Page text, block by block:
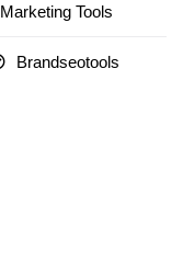
Marketing Tools
Brandseotools